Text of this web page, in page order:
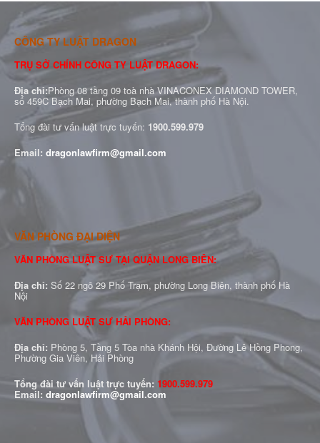
CÔNG TY LUẬT DRAGON
TRỤ SỞ CHÍNH CÔNG TY LUẬT DRAGON:
Địa chỉ:Phòng 08 tầng 09 toà nhà VINACONEX DIAMOND TOWER,
số 459C Bạch Mai, phường Bạch Mai, thành phố Hà Nội.
Tổng đài tư vấn luật trực tuyến: 1900.599.979
Email: dragonlawfirm@gmail.com
VĂN PHÒNG ĐẠI DIỆN
VĂN PHÒNG LUẬT SƯ TẠI QUẬN LONG BIÊN:
Địa chỉ: Số 22 ngõ 29 Phố Trạm, phường Long Biên, thành phố Hà
Nội
VĂN PHÒNG LUẬT SƯ HẢI PHÒNG:
Địa chỉ: Phòng 5, Tầng 5 Tòa nhà Khánh Hội, Đường Lê Hồng Phong,
Phường Gia Viên, Hải Phòng
Tổng đài tư vấn luật trực tuyến: 1900.599.979
Email: dragonlawfirm@gmail.com